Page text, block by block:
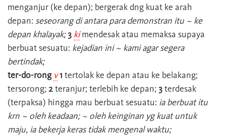
menganjur (ke depan); bergerak dng kuat ke arah
depan: seseorang di antara para demonstran itu ~ ke
depan khalayak;3 kimendesak atau memaksa supaya
berbuat sesuatu: kejadian ini ~ kami agar segera
bertindak;
ter-do-rong v1 tertolak ke depan atau ke belakang;
tersorong; 2teranjur; terlebih ke depan; 3terdesak
(terpaksa) hingga mau berbuat sesuatu: ia berbuat itu
krn ~ oleh keadaan; ~ oleh keinginan yg kuat untuk
maju, ia bekerja keras tidak mengenal waktu;